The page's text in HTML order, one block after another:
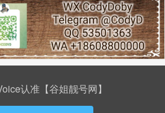
认准【谷姐靓号网】